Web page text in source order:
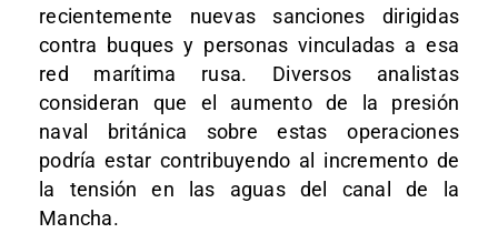
recientemente nuevas sanciones dirigidas
contra buques y personas vinculadas a esa
red marítima rusa. Diversos analistas
consideran que el aumento de la presión
naval británica sobre estas operaciones
podría estar contribuyendo al incremento de
la tensión en las aguas del canal de la
Mancha.